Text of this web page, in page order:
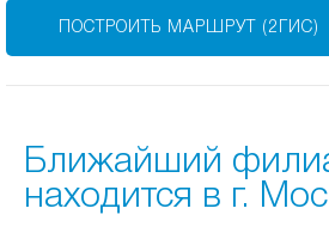
ПОСТРОИТЬ МАРШРУТ (2ГИС)
Ближайший
находится в г.